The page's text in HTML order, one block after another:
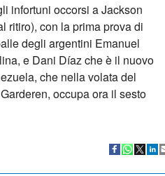
infortuni occorsi a Jackson
ritiro), con la prima prova di
degli argentini Emanuel
e Dani Díaz che è il nuovo
che nella volata del
occupa ora il sesto